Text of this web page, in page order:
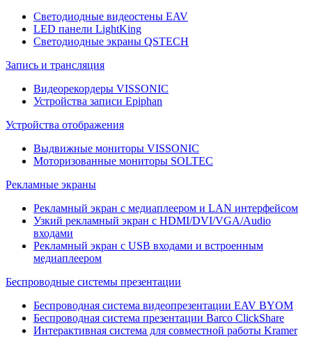
Светодиодные видеостены EAV
LED панели LightKing
Светодиодные экраны QSTECH
Запись и трансляция
Видеорекордеры VISSONIC
Устройства записи Epiphan
Устройства отображения
Выдвижные мониторы VISSONIC
Моторизованные мониторы SOLTEC
Рекламные экраны
Рекламный экран с медиаплеером и LAN интерфейсом
Узкий рекламный экран с HDMI/DVI/VGA/Audio
входами
Рекламный экран с USB входами и встроенным
медиаплеером
Беспроводные системы презентации
Беспроводная система видеопрезентации EAV BYOM
Беспроводная система презентации Barco ClickShare
Интерактивная система для совместной работы Kramer